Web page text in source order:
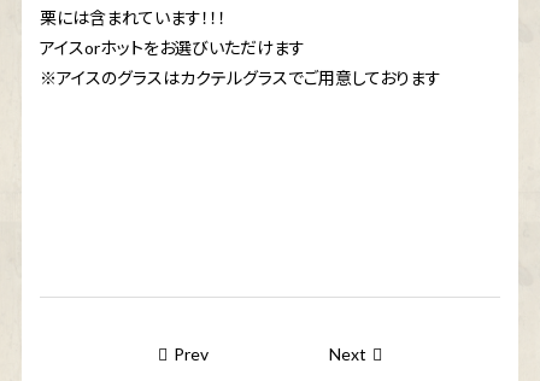
栗には含まれています！！！
アイスorホットをお選びいただけます
※アイスのグラスはカクテルグラスでご用意しております
Prev Next